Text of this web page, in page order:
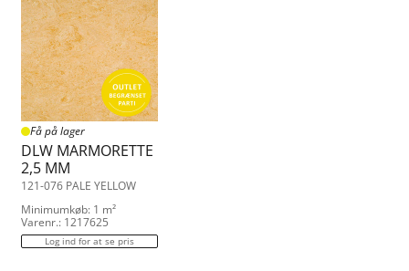
Få på lager
DLW MARMORETTE
2,5 MM
121-076 PALE YELLOW
Minimumkøb: 1 m²
Varenr.: 1217625
Log ind for at se pris